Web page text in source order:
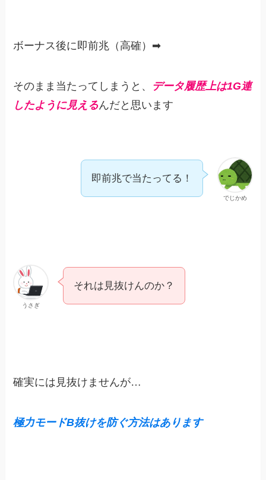
ボーナス後に即前兆（高確）➡︎
そのまま当たってしまうと、 データ履歴上は1G連
したように見えるんだと思います
でじかめ
即前兆で当たってる！
うさぎ
それは見抜けんのか？
確実には見抜けませんが…
極力モードB抜けを防ぐ方法はあります